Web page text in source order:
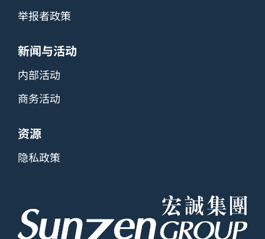
举报者政策
新闻与活动
内部活动
商务活动
资源
隐私政策